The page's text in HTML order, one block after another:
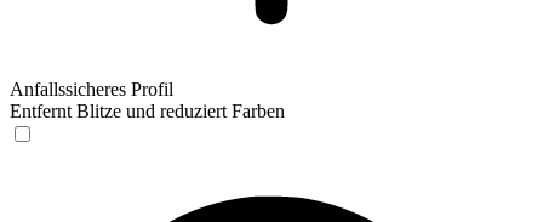
Anfallssicheres Profil
Entfernt Blitze und reduziert Farben